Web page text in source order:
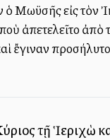
ὁ Μωϋσῆς εἰς
ἀπὸ
ἔγιναν
τῇ Ἱεριχὼ